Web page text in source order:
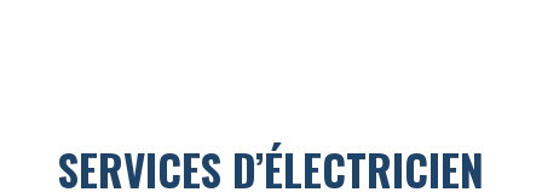
SERVICES D’ÉLECTRICIEN